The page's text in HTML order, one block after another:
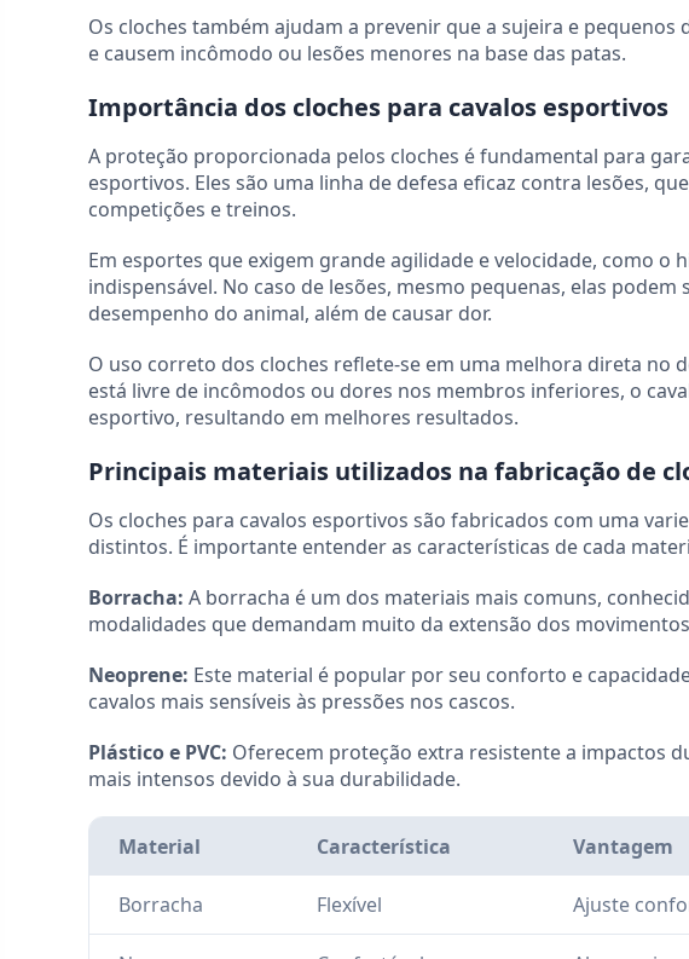
Os cloches também ajudam a prevenir que a sujeira e
e causem incômodo ou lesões menores na base das patas.
Importância dos cloches para cavalos esportivos
A proteção proporcionada pelos cloches é fundamental para
esportivos. Eles são uma linha de defesa eficaz contra lesões,
competições e treinos.
Em esportes que exigem grande agilidade e velocidade, como o
indispensável. No caso de lesões, mesmo pequenas, elas
desempenho do animal, além de causar dor.
O uso correto dos cloches reflete-se em uma melhora direta no
está livre de incômodos ou dores nos membros inferiores, o
esportivo, resultando em melhores resultados.
Principais materiais utilizados na fabricação de
Os cloches para cavalos esportivos são fabricados com uma
distintos. É importante entender as características de cada
Borracha: A borracha é um dos materiais mais comuns,
modalidades que demandam muito da extensão dos
Neoprene: Este material é popular por seu conforto e
cavalos mais sensíveis às pressões nos cascos.
Plástico e PVC: Oferecem proteção extra resistente a impactos
mais intensos devido à sua durabilidade.
Material Característica Vantagem
Borracha Flexível Ajuste